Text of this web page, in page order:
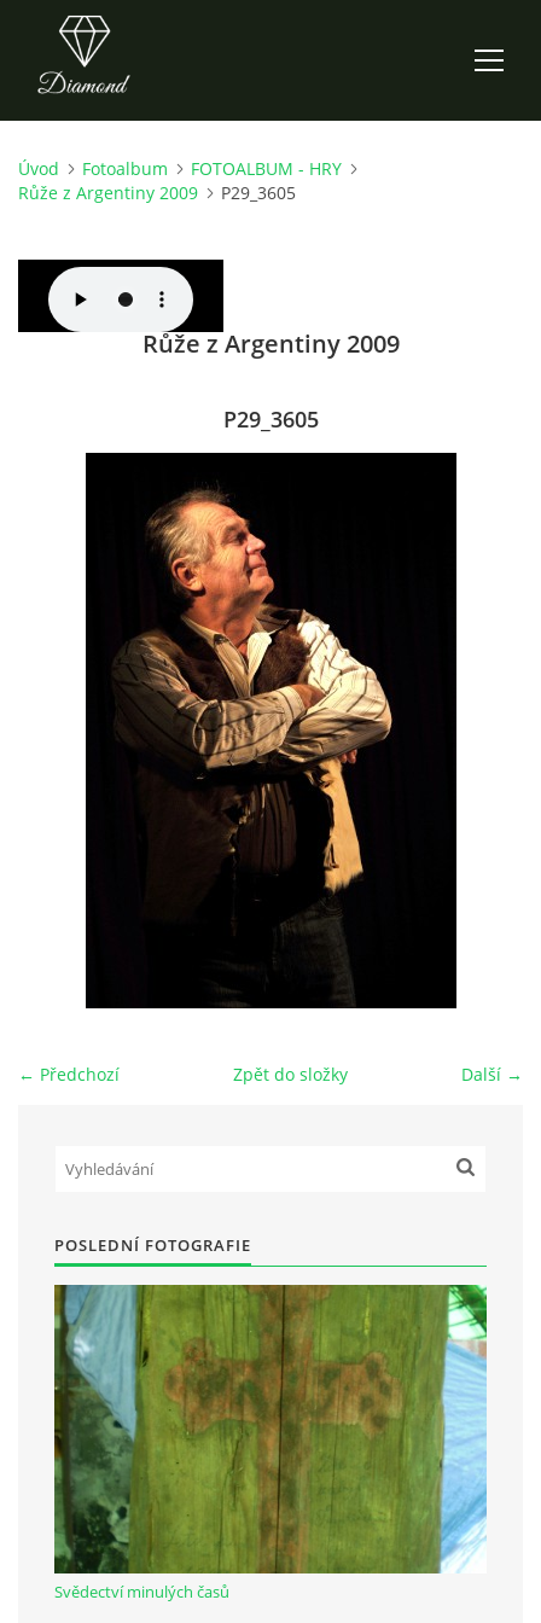
ÚVOD
O NÁS
KDY, KDE A CO HRAJEME
HRY OD ROKU 1973
VIDEOZÁZNAMY Z HER
ČLENOVÉ - SOUČASNOST
Občanská vzdělávací jednota "Komenský" v Choceradech z.s.
257 24 Chocerady
IČ: 498 28 614
Kontaktní osoba:
Mgr. Miroslava Cinkeisová
723 967 851
Mirkaci@email.cz
© 2026 eStránky.cz RSS
Úvod Fotoalbum
FOTOALBUM - HRY
Růže z Argentiny 2009
P29_3605
Růže z Argentiny 2009
P29_3605
← Předchozí Další →
Zpět do složky
POSLEDNÍ FOTOGRAFIE
Svědectví minulých časů